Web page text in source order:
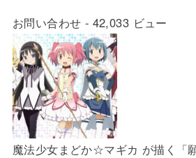
お問い合わせ - 42,033 ビュー
魔法少女まどか☆マギカ が描く「